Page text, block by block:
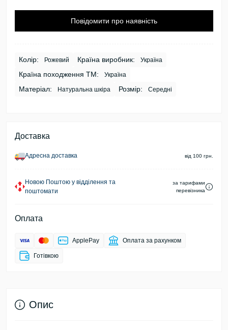
Повідомити про наявність
Колір: Рожевий Країна виробник: Україна
Країна походження ТМ: Україна
Матеріал: Натуральна шкіра Розмір: Середні
Доставка
Адресна доставка від 100 грн.
Новою Поштою у відділення та
поштомати
за тарифами
перевізника
Оплата
ApplePay Оплата за рахунком
Готівкою
Опис